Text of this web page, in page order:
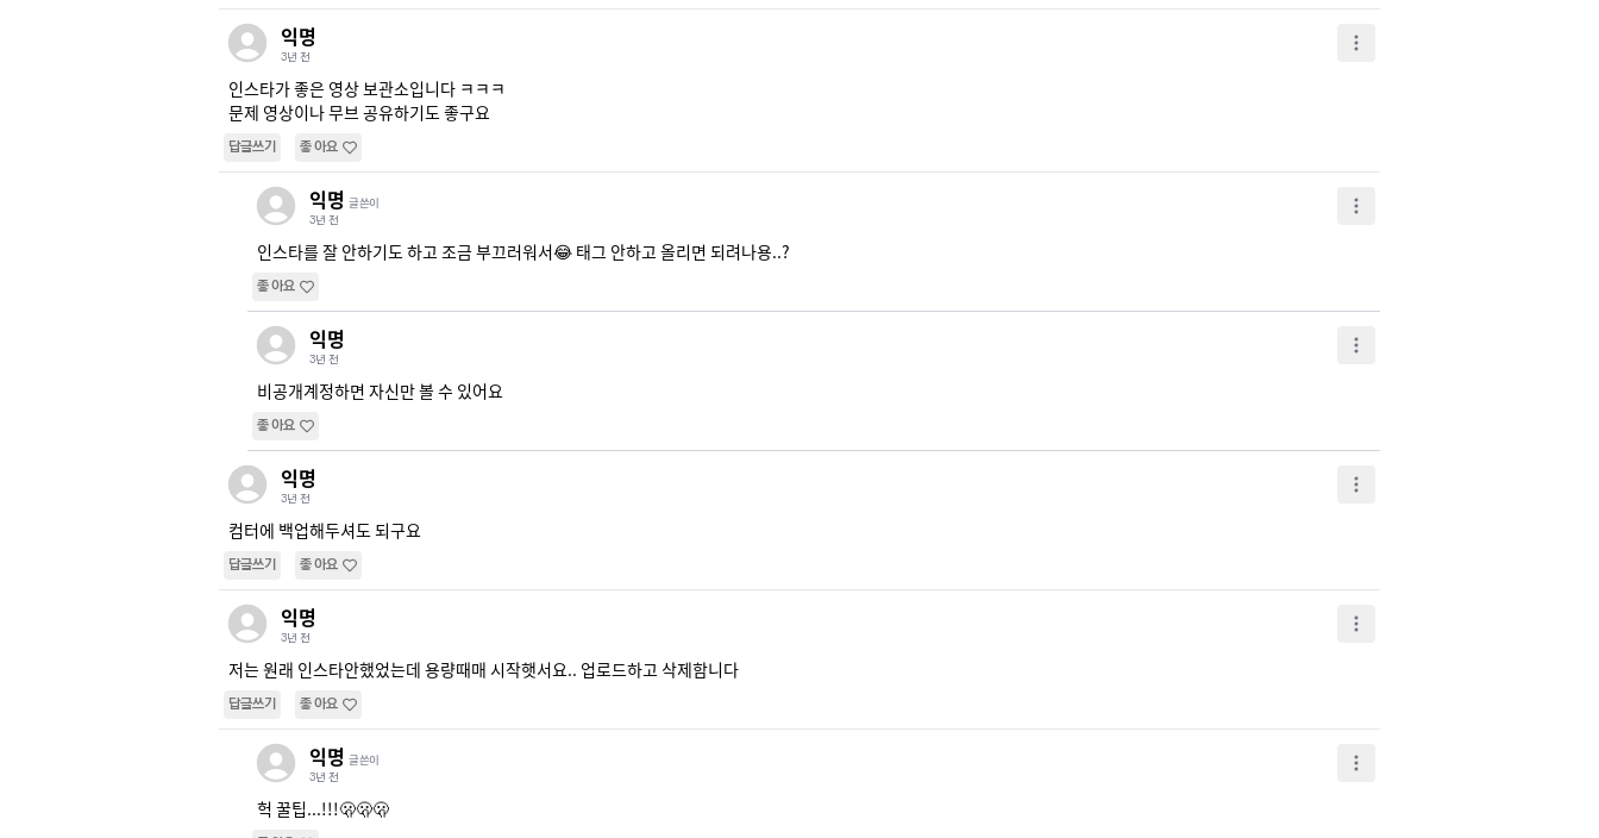
익명
3년 전
인스타가 좋은 영상 보관소입니다 ㅋㅋㅋ
문제 영상이나 무브 공유하기도 좋구요
답글쓰기 좋아요
익명 글쓴이
3년 전
인스타를 잘 안하기도 하고 조금 부끄러워서😂 태그 안하고 올리면 되려나용..?
좋아요
익명
3년 전
비공개계정하면 자신만 볼 수 있어요
좋아요
익명
3년 전
컴터에 백업해두셔도 되구요
답글쓰기 좋아요
익명
3년 전
저는 원래 인스타안했었는데 용량때매 시작햇서요.. 업로드하고 삭제함니다
답글쓰기 좋아요
익명 글쓴이
3년 전
헉 꿀팁...!!!🫢🫢🫢